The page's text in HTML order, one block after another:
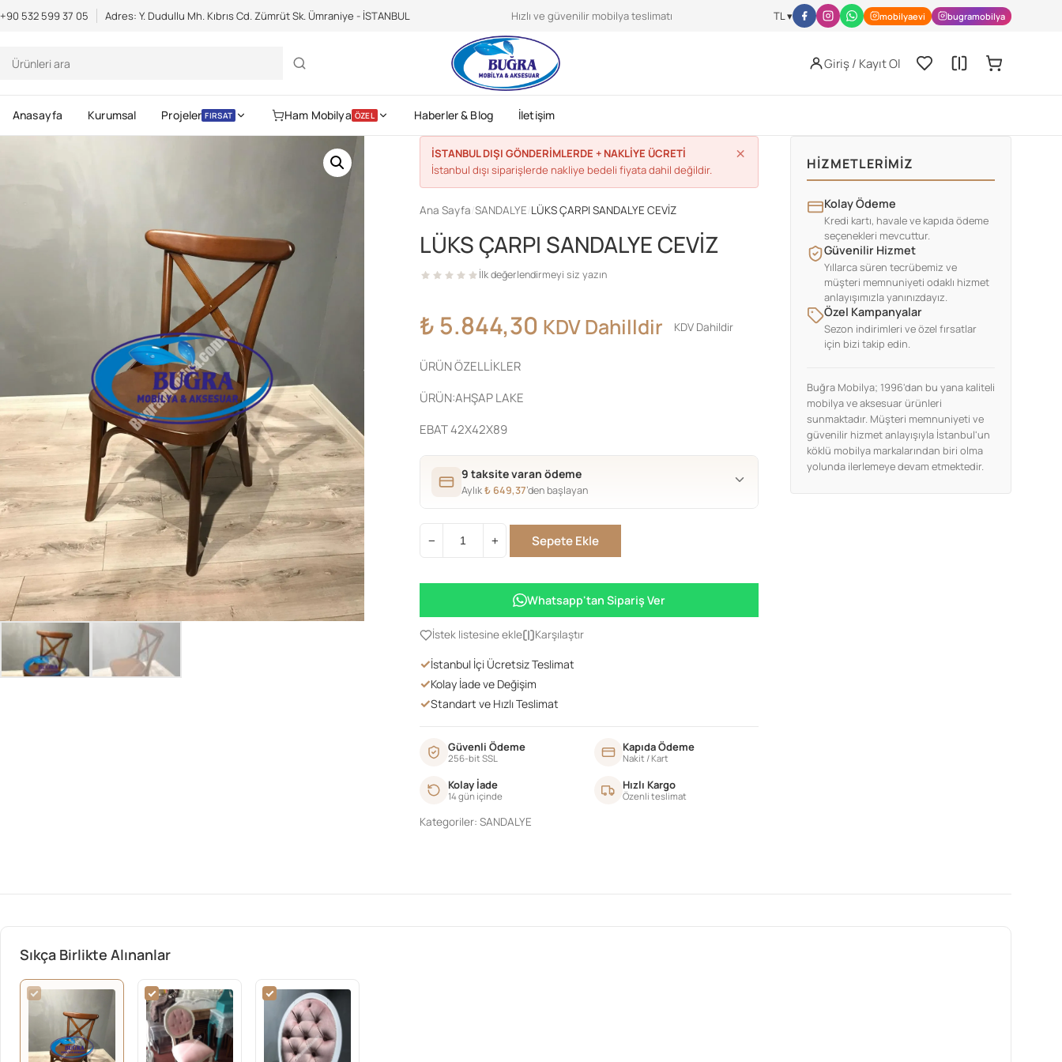
+90 532 599 37 05 Adres: Y. Dudullu Mh. Kıbrıs Cd. Zümrüt Sk. Ümraniye - İSTANBUL Hızlı ve güvenilir mobilya teslimatı TL ▾ mobilyaevi bugramobilya
Giriş / Kayıt Ol
Anasayfa Kurumsal Projeler FIRSAT Ham Mobilya ÖZEL Haberler & Blog İletişim
Kullanıcı adı veya e-posta
Parola*Gerekli
Beni hatırla
Giriş Yap
Parolanızı mı unuttunuz?
Parolanızı mı unuttunuz?
Hesap Oluştur
İSTANBUL DIŞI GÖNDERİMLERDE + NAKLİYE ÜCRETİ
İstanbul dışı siparişlerde nakliye bedeli fiyata dahil değildir.
×
Ana Sayfa /SANDALYE LÜKS ÇARPI SANDALYE CEVİZ
LÜKS ÇARPI SANDALYE CEVİZ
İlk değerlendirmeyi siz yazın
₺5.844,30 KDV Dahilldir KDV Dahildir
ÜRÜN ÖZELLİKLER
ÜRÜN:AHŞAP LAKE
EBAT 42X42X89
9 taksite varan ödeme
Aylık₺ 649,37’den başlayan
−
SANDALYE
adet
+ Sepete Ekle
Whatsapp'tan Sipariş Ver
İstek listesine ekle Karşılaştır
✓İstanbul İçi Ücretsiz Teslimat
✓Kolay İade ve Değişim
✓Standart ve Hızlı Teslimat
Güvenli Ödeme
256-bit SSL
Kapıda Ödeme
Nakit / Kart
Kolay İade
14 gün içinde
Hızlı Kargo
Özenli teslimat
Kategoriler:SANDALYE
HIZMETLERIMIZ
Kolay Ödeme
Kredi kartı, havale ve kapıda ödeme
seçenekleri mevcuttur.
Güvenilir Hizmet
Yıllarca süren tecrübemiz ve
müşteri memnuniyeti odaklı hizmet
anlayışımızla yanınızdayız.
Özel Kampanyalar
Sezon indirimleri ve özel fırsatlar
için bizi takip edin.
Buğra Mobilya; 1996'dan bu yana kaliteli
mobilya ve aksesuar ürünleri
sunmaktadır. Müşteri memnuniyeti ve
güvenilir hizmet anlayışıyla İstanbul'un
köklü mobilya markalarından biri olma
yolunda ilerlemeye devam etmektedir.
Sıkça Birlikte Alınanlar
Scientific Bodybuilding: an extensive catalog of pharmaceuticals - steroidilegalionline.it https://www.cdc.gov/physical-activity/nutrition/index.htmlJISSN Archive -https://